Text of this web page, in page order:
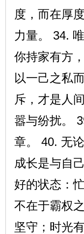
度，而在厚
力量。 34.
你持家有方
以一己之私
斥，才是人
嚣与纷扰。
章。 40. 无
成长是与自
好的状态：
不在于霸权
坚守；时光